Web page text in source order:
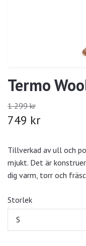
Termo
1 299 kr
749 kr
Tillverkad av ull och
mjukt. Det är
dig varm, torr och
Storlek
S